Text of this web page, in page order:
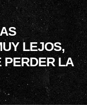
LEJOS,
PERDER LA